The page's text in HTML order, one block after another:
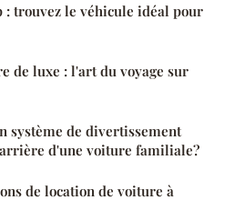
: trouvez le véhicule idéal pour
de luxe : l'art du voyage sur
système de divertissement
d'une voiture familiale?
de location de voiture à